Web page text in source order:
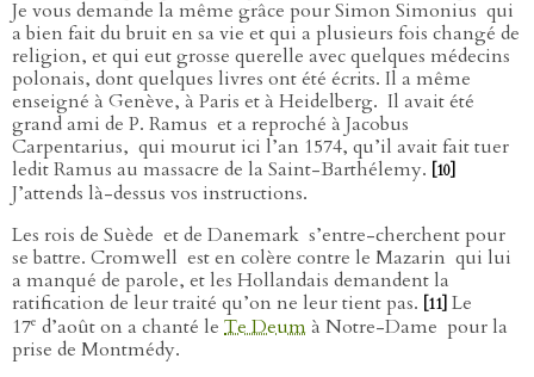
Je vous demande la même grâce pour Simon Simonius qui
a bien fait du bruit en sa vie et qui a plusieurs fois changé de
religion, et qui eut grosse querelle avec quelques médecins
polonais, dont quelques livres ont été écrits. Il a même
enseigné à Genève, à Paris et à Heidelberg. Il avait été
grand ami de P. Ramus et a reproché à Jacobus
Carpentarius, qui mourut ici l’an 1574, qu’il avait fait tuer
ledit Ramus au massacre de la Saint-Barthélemy.
[10]
J’attends là-dessus vos instructions.
Les rois de Suède et de Danemark s’entre-cherchent pour
se battre. Cromwell est en colère contre le Mazarin qui lui
a manqué de parole, et les Hollandais demandent la
ratification de leur traité qu’on ne leur tient pas.
[11] Le
17e d’août on a chanté le Te Deumà Notre-Dame pour la
prise de Montmédy.